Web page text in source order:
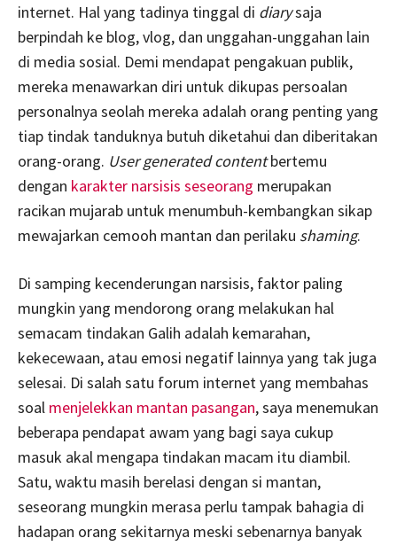
internet. Hal yang tadinya tinggal di diarysaja
berpindah ke blog, vlog, dan unggahan-unggahan lain
di media sosial. Demi mendapat pengakuan publik,
mereka menawarkan diri untuk dikupas persoalan
personalnya seolah mereka adalah orang penting yang
tiap tindak tanduknya butuh diketahui dan diberitakan
orang-orang. User generated contentbertemu
dengan karakter narsisis seseorang merupakan
racikan mujarab untuk menumbuh-kembangkan sikap
mewajarkan cemooh mantan dan perilaku shaming.
Di samping kecenderungan narsisis, faktor paling
mungkin yang mendorong orang melakukan hal
semacam tindakan Galih adalah kemarahan,
kekecewaan, atau emosi negatif lainnya yang tak juga
selesai. Di salah satu forum internet yang membahas
soal menjelekkan mantan pasangan, saya menemukan
beberapa pendapat awam yang bagi saya cukup
masuk akal mengapa tindakan macam itu diambil.
Satu, waktu masih berelasi dengan si mantan,
seseorang mungkin merasa perlu tampak bahagia di
hadapan orang sekitarnya meski sebenarnya banyak